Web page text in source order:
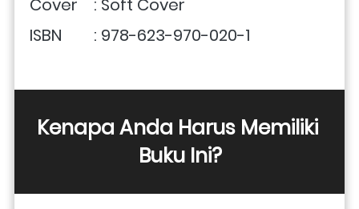
Cover	: Soft Cover
ISBN        : 978-623-970-020-1
Kenapa Anda Harus Memiliki
Buku Ini?